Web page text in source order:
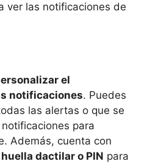
ver las notificaciones de
el
notificaciones. Puedes
las alertas o que se
para
Además, cuenta con
dactilar o PIN para